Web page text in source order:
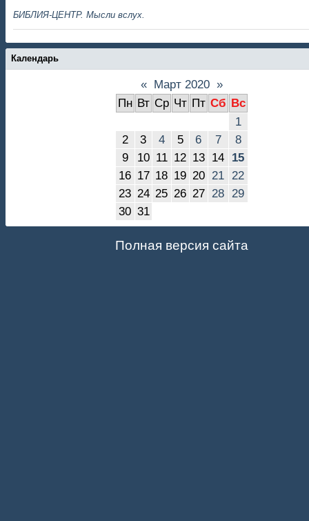
БИБЛИЯ-ЦЕНТР. Мысли вслух.
Календарь
« Март 2020 »
Пн Вт Ср Чт Пт Сб Вс
1
2
3 4 5 6 7
8
9
10 11 12 13 14 15
16 17 18 19 20 21 22
23 24 25 26 27 28 29
30 31
Полная версия сайта